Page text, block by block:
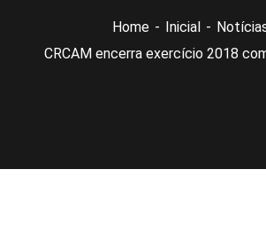
Home Inicial
CRCAM encerra exercício 2018